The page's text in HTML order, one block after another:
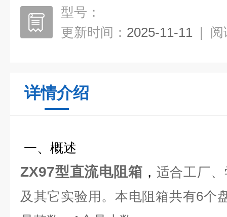
型号：
更新时间： 2025-11-11 | 阅
详情介绍
一、概述
ZX97型直流电阻箱 ， 适合工厂
及其它实验用。本电阻箱共有6个